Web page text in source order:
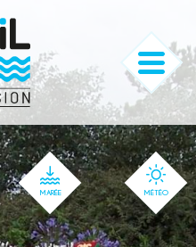
MARÉE MÉTÉO